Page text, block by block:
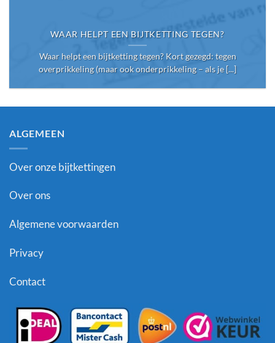
WAAR HELPT EEN BIJTKETTING TEGEN?
Waar helpt een bijtketting tegen? Kort gezegd: tegen
overprikkeling (maar ook onderprikkeling – als je [...]
ALGEMEEN
Over onze bijtkettingen
Over ons
Algemene voorwaarden
Privacy
Contact